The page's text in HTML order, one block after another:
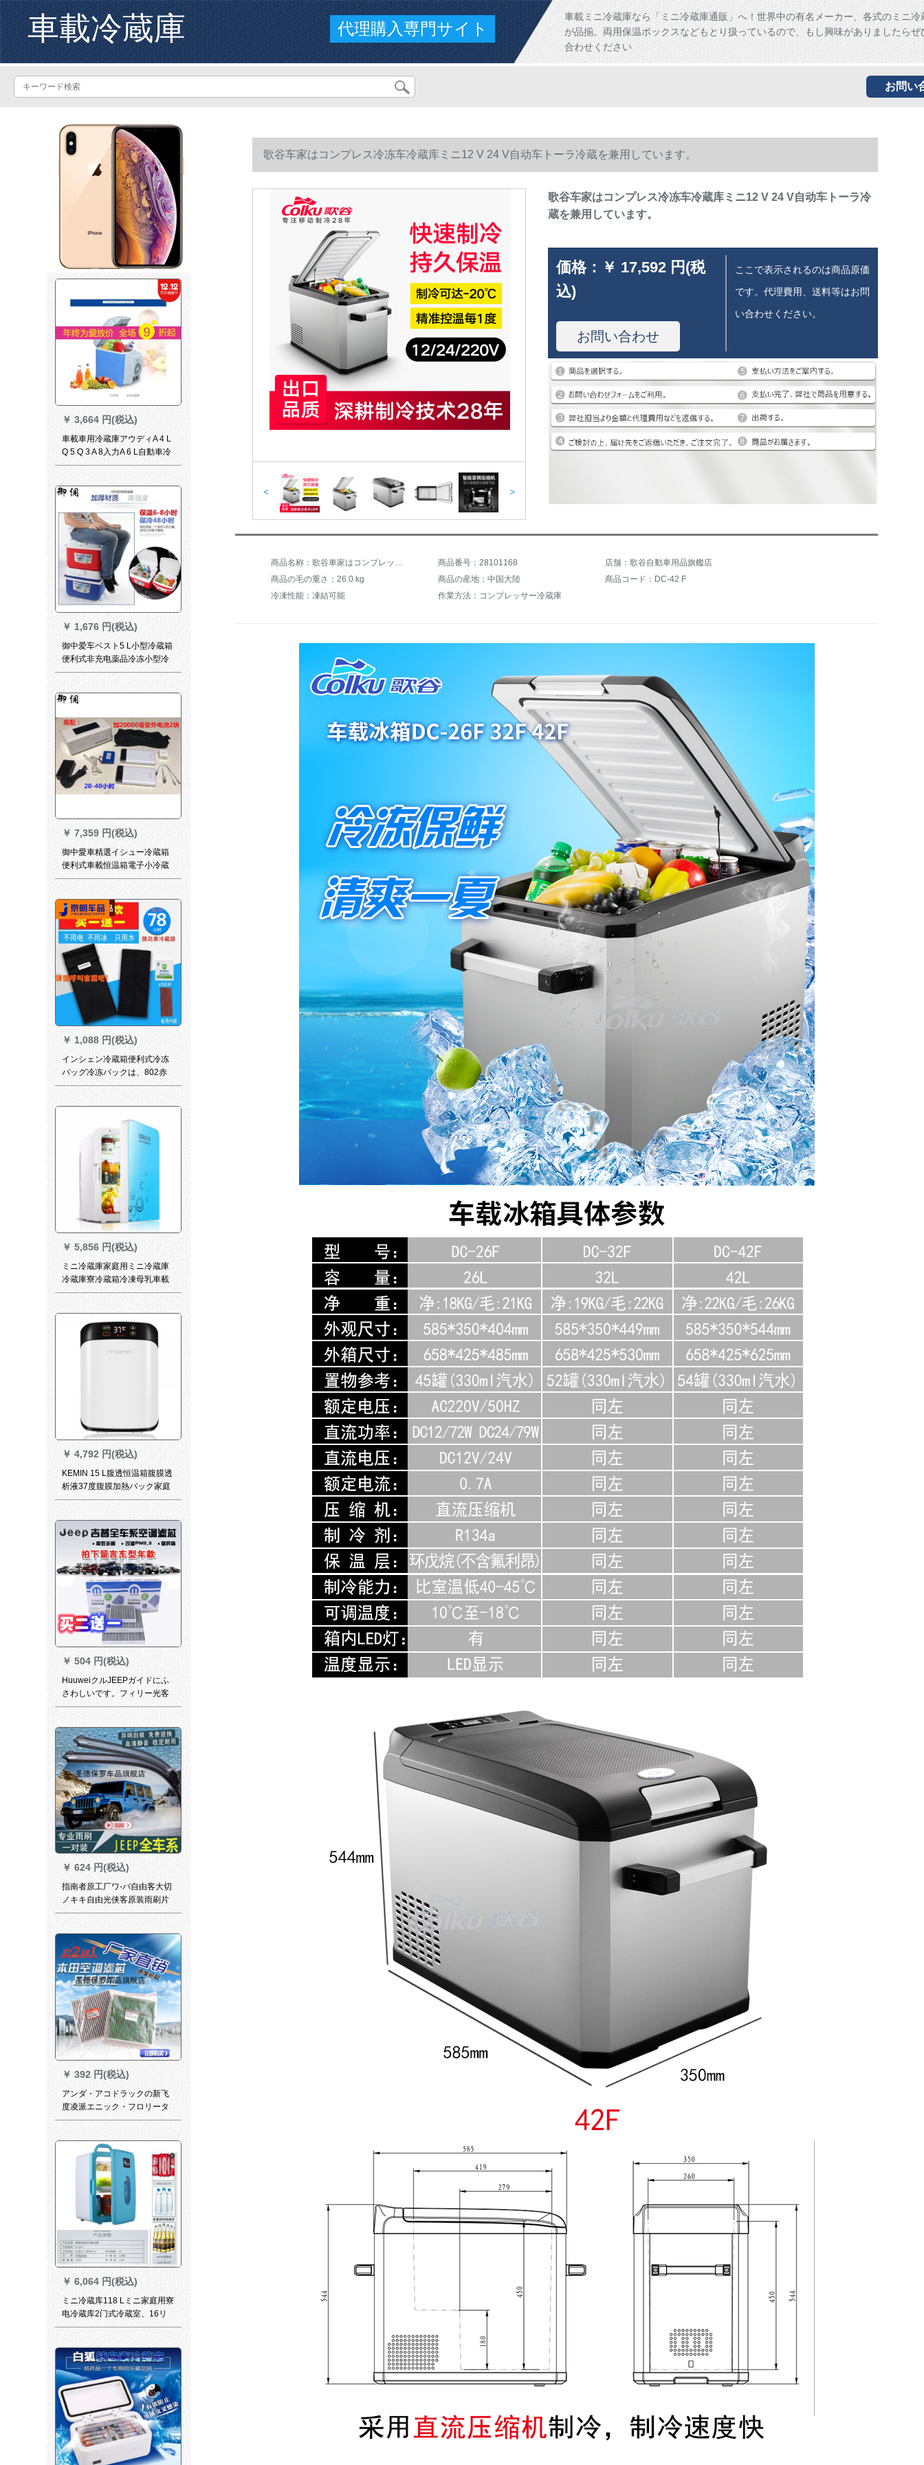
車載冷蔵庫 代理購入専門サイト
車載ミニ冷蔵庫なら「ミニ冷蔵庫通販」へ！世界中の有名メーカー、各式のミニ冷
が品揃。両用保温ボックスなどもとり扱っているので、もし興味がありましたらぜ
合わせください
お問い
￥ 3,664 円(税込)
車載車用冷蔵庫アウディA 4 L
Q 5 Q 3 A 8入力A 6 L自動車冷
蔵両庫用12小型家宿舎製冷凍
両用】7.5 L
￥ 1,676 円(税込)
御中爱车ベスト5 L小型冷蔵箱
便利式非充电薬品冷冻小型冷
蔵库の车内氷袋恒温保温カー
氷を10つ送る）
￥ 7,359 円(税込)
御中愛車精選イシュー冷蔵箱
便利式車載恒温箱電子小冷蔵
庫家庭用医薬品アイリスボッ
池に2つの外電池を追加）
￥ 1,088 円(税込)
インシェン冷蔵箱便利式冷冻
バッグ冷冻パックは、802赤
内黒外装2ペンか1ペンか2本
￥ 5,856 円(税込)
ミニ冷蔵庫家庭用ミニ冷蔵庫
冷蔵庫寮冷蔵箱冷凍母乳車載
冷蔵庫SN 8910リルダンベル
￥ 4,792 円(税込)
KEMIN 15 L腹透恒温箱腹膜透
析液37度腹膜加熱パック家庭
用温度調節可能車載小冷蔵庫
￥ 504 円(税込)
HuuweiクルJEEPガイドにふ
さわしいです。フィリー光客
大切ノキナ牧人エゴフティを
￥ 624 円(税込)
指南者原工厂ワ-パ自由客大切
ノキキ自由光侠客原装雨刷片
07-16項ガイド【22+20】
￥ 392 円(税込)
アンダ・アコドラックの新飞
度凌派エニック・フロリータ
が似合う。
￥ 6,064 円(税込)
ミニ冷蔵库118 Lミニ家庭用寮
电冷蔵库2门式冷蔵室、16リ
ットのミニで、肉を入れるこ
歌谷车家はコンプレス冷冻车冷蔵库ミニ12 V 24 V自动车トーラ冷蔵を兼用しています。
< >
歌谷车家はコンプレス冷冻车冷蔵库ミニ12 V 24 V自动车トーラ冷
蔵を兼用しています。
価格： ￥ 17,592 円(税
込)
お問い合わせ
ここで表示されるのは商品原価
です。代理費用、送料等はお問
い合わせください。
商品名称：歌谷車家はコンプレッサー冷凍車冷蔵庫ミニ12 V 24 V自動車トラック冷蔵庫を兼用しています。 商品番号：28101168
店舗：歌谷自動車用品旗艦店
商品の毛の重さ：26.0 kg
商品の産地：中国大陸
商品コード：DC-42 F
冷凍性能：凍結可能
作業方法：コンプレッサー冷蔵庫